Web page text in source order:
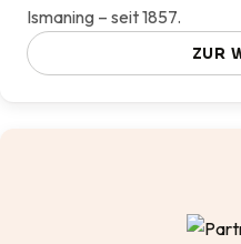
Ismaning – seit 1857.
ZUR